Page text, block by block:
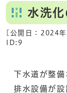
水洗
[公開日： 2024
ID:9
下水道が整
排水設備が